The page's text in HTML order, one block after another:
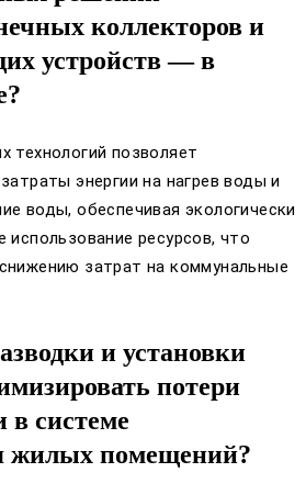
коллекторов и
устройств — в
технологий позволяет
энергии на нагрев воды и
воды, обеспечивая экологически
использование ресурсов, что
затрат на коммунальные
и установки
потери
в системе
жилых помещений?